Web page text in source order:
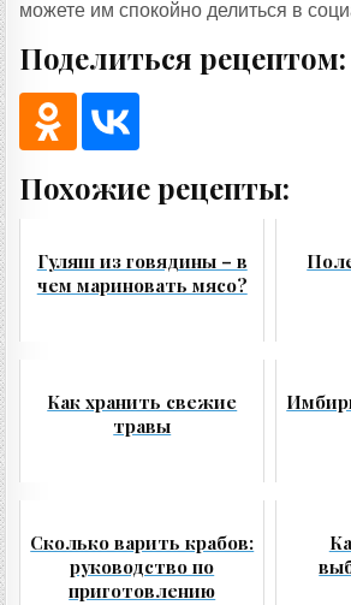
можете им спокойно делиться в
Поделиться рецептом:
Похожие рецепты:
Гуляш из говядины – в
чем мариновать мясо?
Как хранить свежие
травы
Сколько варить крабов:
руководство по
приготовлению